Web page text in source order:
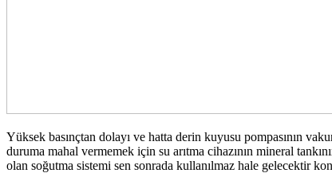
Yüksek basınçtan dolayı ve hatta derin kuyusu pompasının
duruma mahal vermemek için su arıtma cihazının mineral
olan soğutma sistemi sen sonrada kullanılmaz hale gelecektir